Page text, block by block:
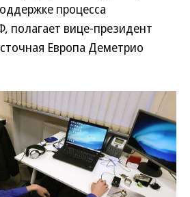
процесса
полагает вице-президент
Европа Деметрио